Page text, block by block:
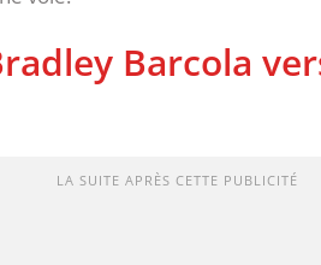
Barcola
LA SUITE APRÈS CETTE PUBLICITÉ